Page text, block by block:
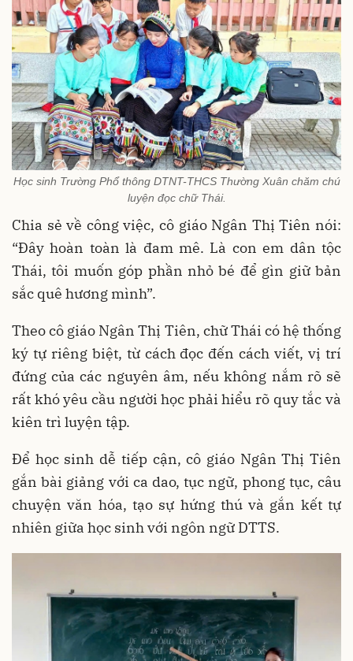
Học sinh Trường Phổ thông DTNT-THCS Thường Xuân chăm chú
luyện đọc chữ Thái.
Chia sẻ về công việc, cô giáo Ngân Thị Tiên nói:
“Đây hoàn toàn là đam mê. Là con em dân tộc
Thái, tôi muốn góp phần nhỏ bé để gìn giữ bản
sắc quê hương mình”.
Theo cô giáo Ngân Thị Tiên, chữ Thái có hệ thống
ký tự riêng biệt, từ cách đọc đến cách viết, vị trí
đứng của các nguyên âm, nếu không nắm rõ sẽ
rất khó yêu cầu người học phải hiểu rõ quy tắc và
kiên trì luyện tập.
Để học sinh dễ tiếp cận, cô giáo Ngân Thị Tiên
gắn bài giảng với ca dao, tục ngữ, phong tục, câu
chuyện văn hóa, tạo sự hứng thú và gắn kết tự
nhiên giữa học sinh với ngôn ngữ DTTS.